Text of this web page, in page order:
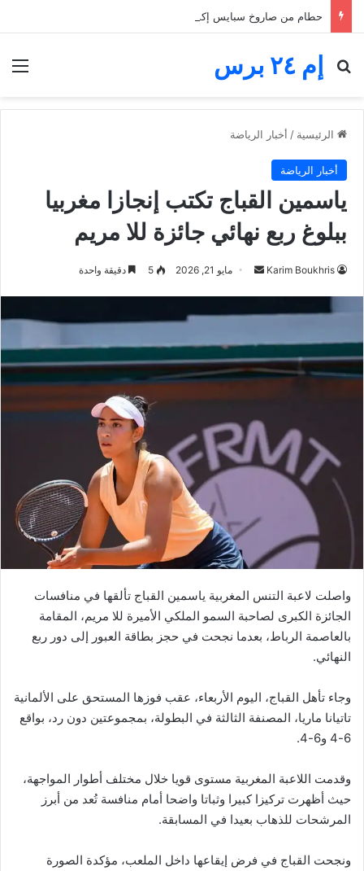
إم ٢٤ برس
بحث عن
الرئيسية / أخبار الرياضة
أخبار الرياضة
ياسمين القباج تكتب إنجازا مغربيا
ببلوغ ربع نهائي جائزة للا مريم
Karim Boukhris
أرسل مايو 21, 2026 5 دقيقة واحدة
واصلت لاعبة التنس المغربية ياسمين القباج تألقها في منافسات
الجائزة الكبرى لصاحبة السمو الملكي الأميرة للا مريم، المقامة
بالعاصمة الرباط، بعدما نجحت في حجز بطاقة العبور إلى دور ربع
النهائي.
وجاء تأهل القباج، اليوم الأربعاء، عقب فوزها المستحق على الألمانية
تاتيانا ماريا، المصنفة الثالثة في البطولة، بمجموعتين دون رد، بواقع
6-4 و6-4.
وقدمت اللاعبة المغربية مستوى قويا خلال مختلف أطوار المواجهة،
حيث أظهرت تركيزا كبيرا وثباتا واضحا أمام منافسة تُعد من أبرز
المرشحات للذهاب بعيدا في المسابقة.
ونجحت القباج في فرض إيقاعها داخل الملعب، مؤكدة الصورة